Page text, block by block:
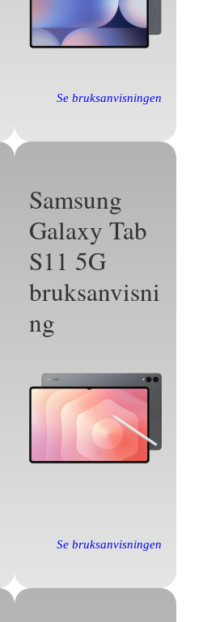
Se bruksanvisningen
Samsung
Galaxy Tab
S11 5G
bruksanvisni
ng
Se bruksanvisningen